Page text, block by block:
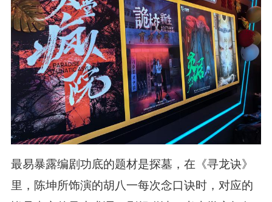
最易暴露编剧功底的题材是探墓，在《寻龙诀》
里，陈坤所饰演的胡八一每次念口诀时，对应的